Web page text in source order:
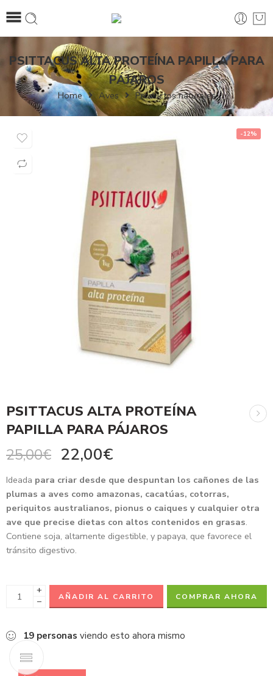
PSITTACUS ALTA PROTEÍNA PAPILLA PARA
PÁJAROS
Home Aves Productos naturales
-12%
PSITTACUS ALTA PROTEÍNA
PAPILLA PARA PÁJAROS
25,00€ 22,00€
Ideada para criar desde que despuntan los cañones de las
plumas a aves como amazonas, cacatúas, cotorras,
periquitos australianos, pionus o caiques y cualquier otra
ave que precise dietas con altos contenidos en grasas.
Contiene soja, altamente digestible, y papaya, que favorece el
tránsito digestivo.
+
−
AÑADIR AL CARRITO COMPRAR AHORA
19 personas viendo esto ahora mismo